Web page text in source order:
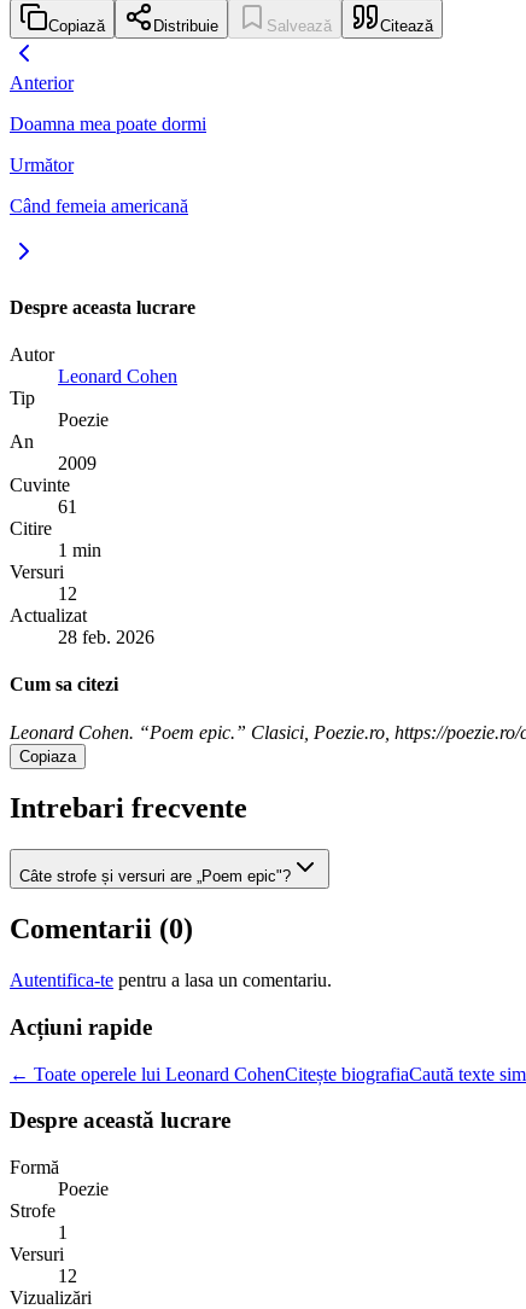
Copiază Distribuie Salvează Citează
Anterior
Doamna mea poate dormi
Următor
Când femeia americană
Despre aceasta lucrare
Autor
Leonard Cohen
Tip
Poezie
An
2009
Cuvinte
61
Citire
1 min
Versuri
12
Actualizat
28 feb. 2026
Cum sa citezi
Leonard Cohen. “Poem epic.” Clasici, Poezie.ro, https://
Copiaza
Intrebari frecvente
Câte strofe și versuri are „Poem epic"?
Comentarii (0)
Autentifica-te pentru a lasa un comentariu.
Acțiuni rapide
← Toate operele lui Leonard CohenCitește biografiaCaută texte
Despre această lucrare
Formă
Poezie
Strofe
1
Versuri
12
Vizualizări